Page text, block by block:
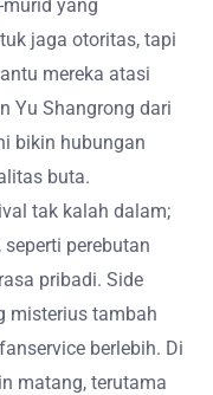
yang
jaga otoritas, tapi
mereka atasi
Yu Shangrong dari
bikin hubungan
buta.
tak kalah dalam;
perebutan
pribadi. Side
misterius tambah
berlebih. Di
matang, terutama